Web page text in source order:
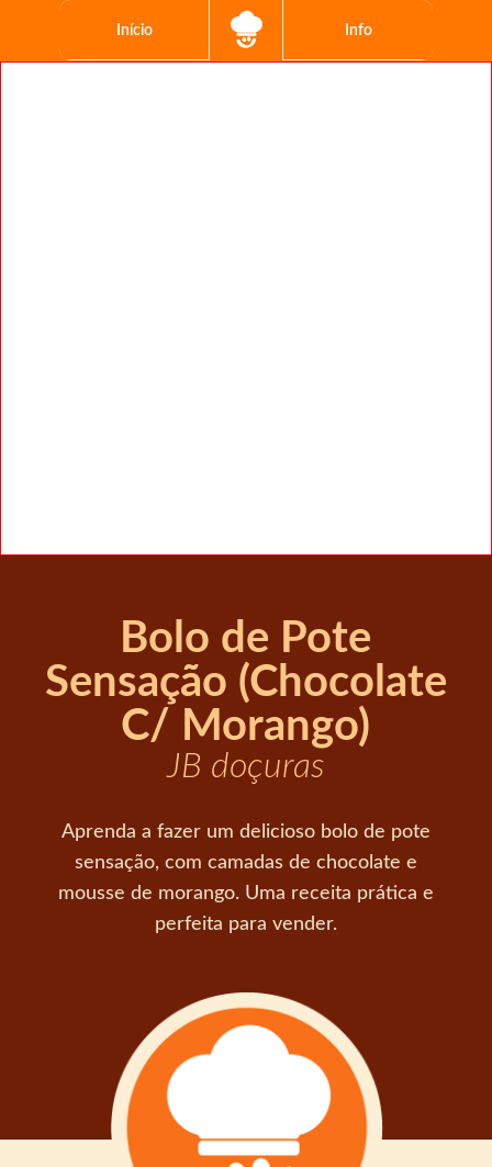
Início Info
Bolo de Pote
Sensação (Chocolate
C/ Morango)
JB doçuras
Aprenda a fazer um delicioso bolo de pote
sensação, com camadas de chocolate e
mousse de morango. Uma receita prática e
perfeita para vender.